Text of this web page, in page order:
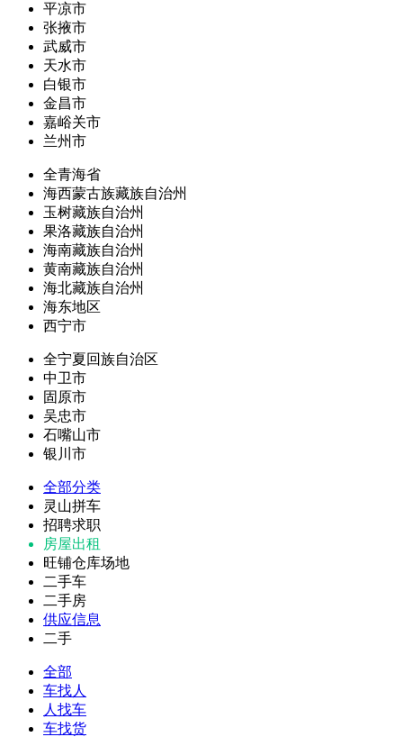
平凉市
张掖市
武威市
天水市
白银市
金昌市
嘉峪关市
兰州市
全青海省
海西蒙古族藏族自治州
玉树藏族自治州
果洛藏族自治州
海南藏族自治州
黄南藏族自治州
海北藏族自治州
海东地区
西宁市
全宁夏回族自治区
中卫市
固原市
吴忠市
石嘴山市
银川市
全部分类
灵山拼车
招聘求职
房屋出租
旺铺仓库场地
二手车
二手房
供应信息
二手
全部
车找人
人找车
车找货